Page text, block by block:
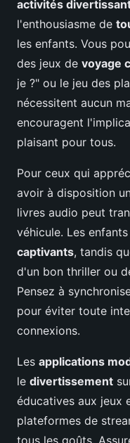
activités
l'enthousiasme de
les enfants. Vous
des jeux de voyage
je ?" ou le jeu des
nécessitent aucun
encouragent
plaisant pour tous.
Pour ceux qui
avoir à disposition
livres audio peut
véhicule. Les
captivants, tandis
d'un bon thriller ou
Pensez à
pour éviter toute
connexions.
Les applications
le divertissement
éducatives aux jeux
plateformes de
tous les goûts.